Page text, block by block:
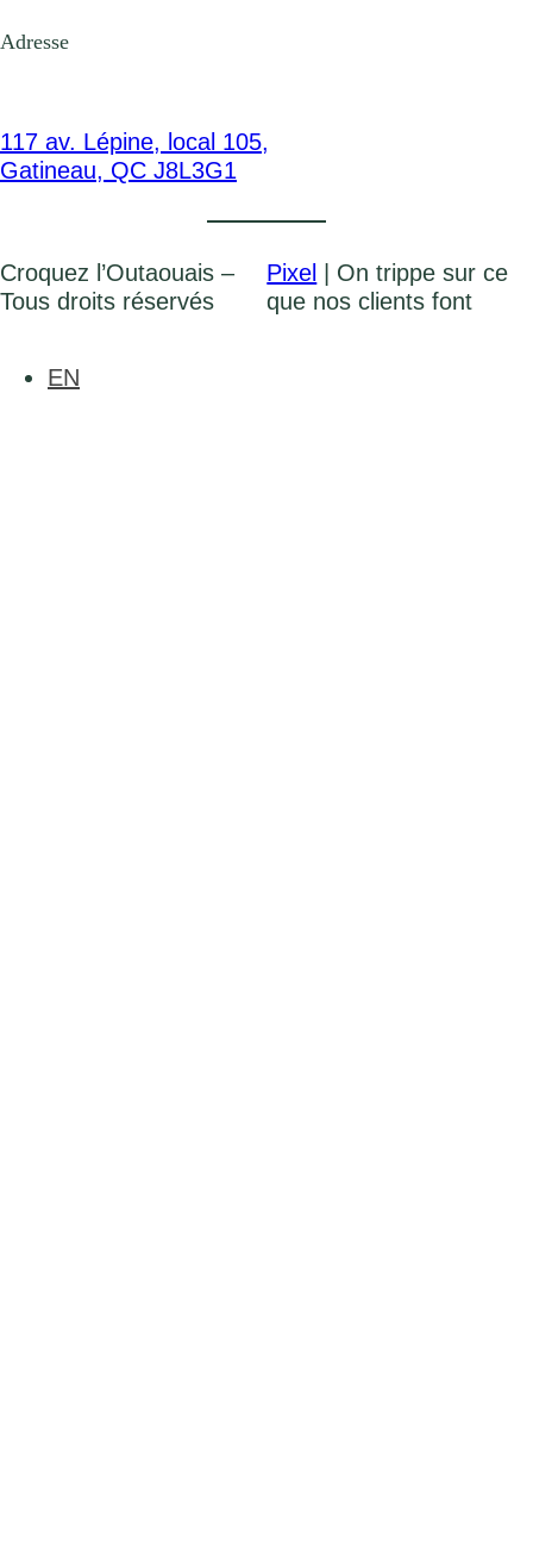
Adresse
117 av. Lépine, local 105,
Gatineau, QC J8L3G1
Croquez l’Outaouais –
Tous droits réservés
Pixel
| On trippe sur ce
que nos clients font
EN